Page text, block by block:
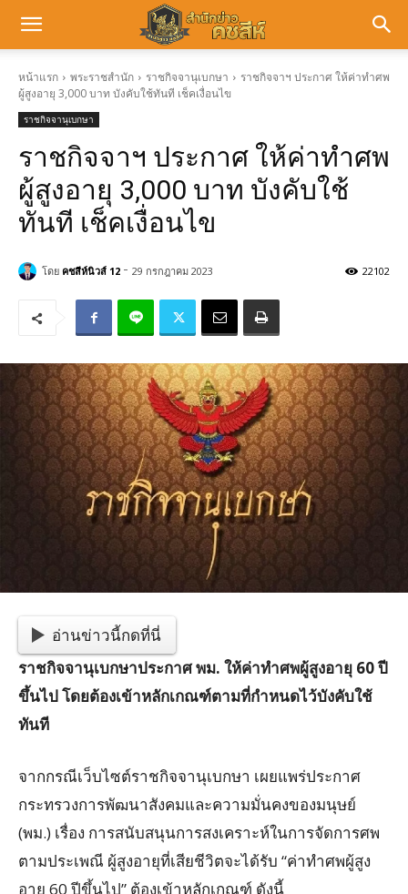
หน้าแรก พระราชสำนัก ราชกิจจานุเบกษา
ราชกิจจาฯ ประกาศ ให้ค่าทำศพ
ผู้สูงอายุ 3,000 บาท บังคับใช้ทันที เช็คเงื่อนไข
ราชกิจจานุเบกษา
ราชกิจจาฯ ประกาศ ให้ค่าทำศพ
ผู้สูงอายุ 3,000 บาท บังคับใช้
ทันที เช็คเงื่อนไข
22102
โดย คชสีห์นิวส์ 12 - 29 กรกฎาคม 2023
อ่านข่าวนี้กดที่นี่
ราชกิจจานุเบกษาประกาศ พม. ให้ค่าทำศพผู้สูงอายุ 60 ปี
ขึ้นไป โดยต้องเข้าหลักเกณฑ์ตามที่กำหนดไว้บังคับใช้
ทันที
จากกรณีเว็บไซต์ราชกิจจานุเบกษา เผยแพร่ประกาศ
กระทรวงการพัฒนาสังคมและความมั่นคงของมนุษย์
(พม.) เรื่อง การสนับสนุนการสงเคราะห์ในการจัดการศพ
ตามประเพณี ผู้สูงอายุที่เสียชีวิตจะได้รับ “ค่าทำศพผู้สูง
อายุ 60 ปีขึ้นไป” ต้องเข้าหลักเกณฑ์ ดังนี้